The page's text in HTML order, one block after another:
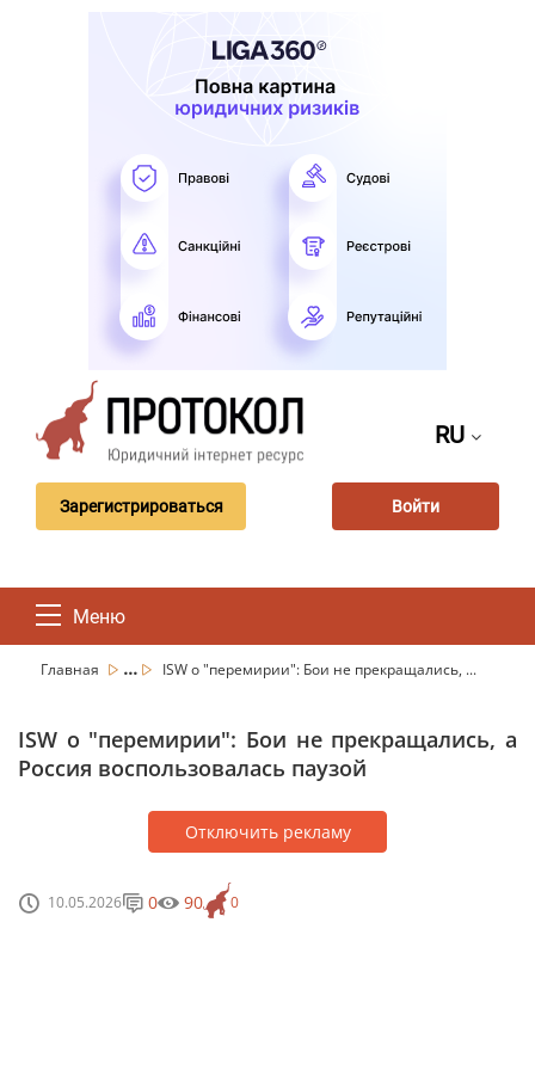
RU
Зарегистрироваться Войти
Меню
Главная ... ISW о "перемирии": Бои не прекращались, ...
ISW о "перемирии": Бои не прекращались, а
Россия воспользовалась паузой
Отключить рекламу
10.05.2026 0
0 90